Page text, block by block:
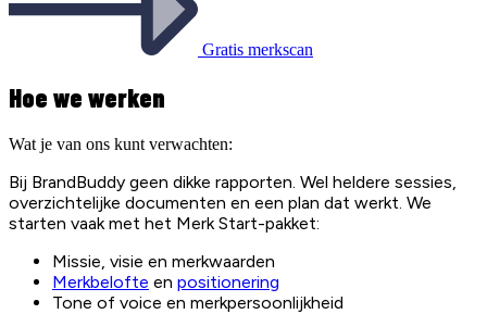
Gratis merkscan
Hoe we werken
Wat je van ons kunt verwachten:
Bij BrandBuddy geen dikke rapporten. Wel heldere sessies,
overzichtelijke documenten en een plan dat werkt. We
starten vaak met het Merk Start-pakket:
Missie, visie en merkwaarden
Merkbelofte en positionering
Tone of voice en merkpersoonlijkheid